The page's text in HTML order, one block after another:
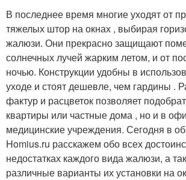
В последнее время многие уходят от
тяжелых штор на окнах , выбирая
жалюзи. Они прекрасно защищают
солнечных лучей жарким летом, и от
ночью. Конструкции удобны в
уходе и стоят дешевле, чем гардины .
фактур и расцветок позволяет
квартиры или частные дома , но и в
медицинские учреждения. Сегодня в
Homius.ru расскажем обо всех
недостатках каждого вида жалюзи, а
различные варианты их установки на